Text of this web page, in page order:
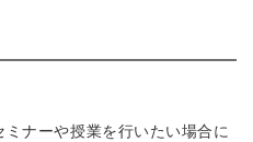
ナーや授業を行いたい場合に